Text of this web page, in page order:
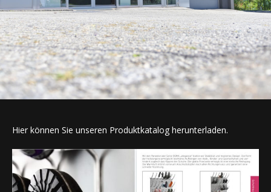
Hier können Sie unseren Produktkatalog herunterladen.